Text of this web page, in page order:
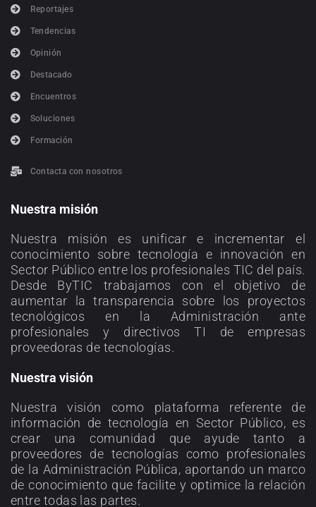
Reportajes
Tendencias
Opinión
Destacado
Encuentros
Soluciones
Formación
Contacta con nosotros
Nuestra misión
Nuestra misión es unificar e incrementar el
conocimiento sobre tecnología e innovación en
Sector Público entre los profesionales TIC del país.
Desde ByTIC trabajamos con el objetivo de
aumentar la transparencia sobre los proyectos
tecnológicos en la Administración ante
profesionales y directivos TI de empresas
proveedoras de tecnologías.
Nuestra visión
Nuestra visión como plataforma referente de
información de tecnología en Sector Público, es
crear una comunidad que ayude tanto a
proveedores de tecnologías como profesionales
de la Administración Pública, aportando un marco
de conocimiento que facilite y optimice la relación
entre todas las partes.